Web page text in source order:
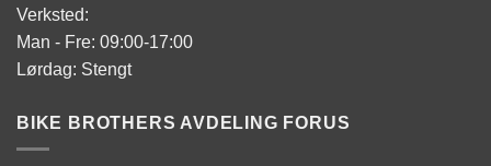
Verksted:
Man - Fre: 09:00-17:00
Lørdag: Stengt
BIKE BROTHERS AVDELING FORUS